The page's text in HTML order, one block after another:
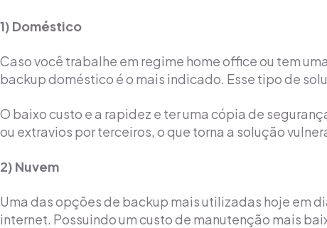
1) Doméstico
Caso você trabalhe em regime home office ou tem
backup doméstico é o mais indicado. Esse tipo de
O baixo custo e a rapidez e ter uma cópia de
ou extravios por terceiros, o que torna a solução
2) Nuvem
Uma das opções de backup mais utilizadas hoje em
internet. Possuindo um custo de manutenção mais